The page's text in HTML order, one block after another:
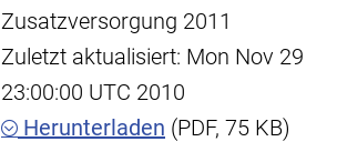
Zusatzversorgung 2011
Zuletzt aktualisiert: Mon Nov 29
23:00:00 UTC 2010
Herunterladen (PDF, 75 KB)